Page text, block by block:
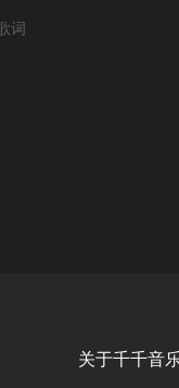
词
关于千千音